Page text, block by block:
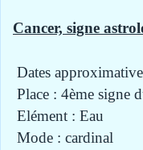
Cancer, signe
Dates
Place : 4ème signe
Elément : Eau
Mode : cardinal